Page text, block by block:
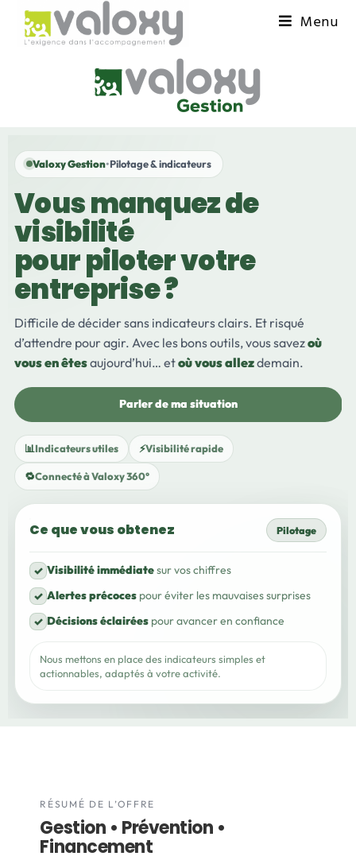
Menu
Valoxy Gestion•Pilotage & indicateurs
Vous manquez de
visibilité
pour piloter votre
entreprise ?
Difficile de décider sans indicateurs clairs. Et risqué
d’attendre pour agir. Avec les bons outils, vous savezoù
vous en êtesaujourd’hui… etoù vous allezdemain.
Parler de ma situation
📊Indicateurs utiles ⚡Visibilité rapide
🔁Connecté à Valoxy 360°
Ce que vous obtenez Pilotage
✓ Visibilité immédiatesur vos chiffres
✓ Alertes précocespour éviter les mauvaises surprises
✓ Décisions éclairéespour avancer en confiance
Nous mettons en place des indicateurs simples et
actionnables, adaptés à votre activité.
RÉSUMÉ DE L’OFFRE
Gestion • Prévention •
Financement